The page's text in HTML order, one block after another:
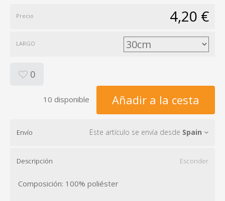
Precio 4,20 €
LARGO
0
10 disponible Añadir a la cesta
Envío Este artículo se envía desde Spain
Descripción Esconder
Composición: 100% poliéster